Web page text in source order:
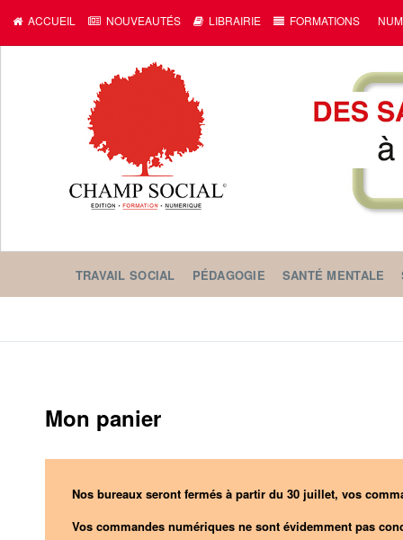
ACCUEIL NOUVEAUTÉS LIBRAIRIE FORMATIONS
TRAVAIL SOCIAL PÉDAGOGIE SANTÉ MENTALE
Mon panier
Nos bureaux seront fermés à partir du 30 juillet, vos
Vos commandes numériques ne sont évidemment pas